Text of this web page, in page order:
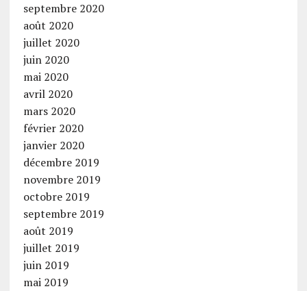
septembre 2020
août 2020
juillet 2020
juin 2020
mai 2020
avril 2020
mars 2020
février 2020
janvier 2020
décembre 2019
novembre 2019
octobre 2019
septembre 2019
août 2019
juillet 2019
juin 2019
mai 2019